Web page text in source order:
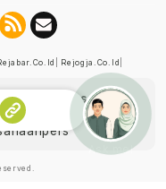
Rejogja.co.id
Dewan Pers
K/XII/2022
Ask me!